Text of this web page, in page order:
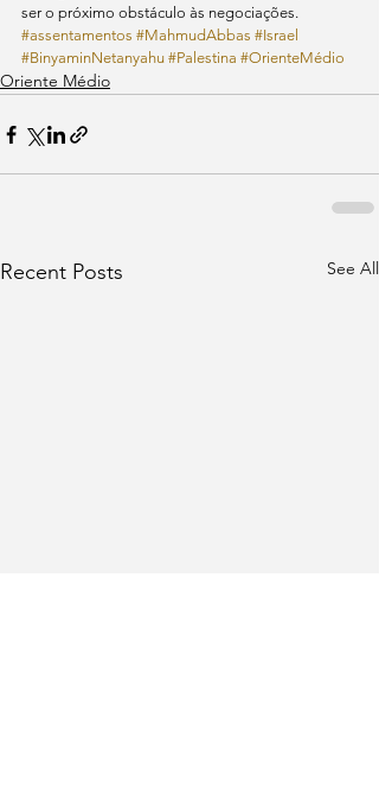
ser o próximo obstáculo às negociações.
#assentamentos #MahmudAbbas #Israel
#BinyaminNetanyahu #Palestina #OrienteMédio
Oriente Médio
Recent Posts See All